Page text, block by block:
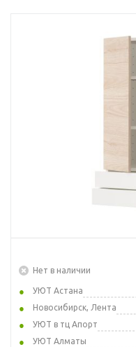
Нет в наличии
УЮТ Астана
Новосибирск, Лента
УЮТ в тц Апорт
УЮТ Алматы